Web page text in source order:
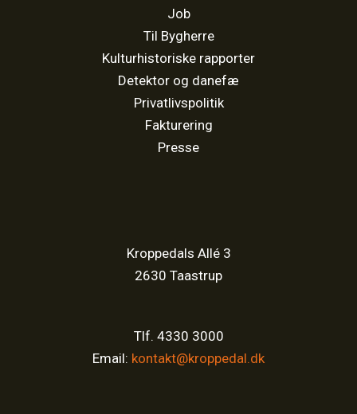
Job
Til Bygherre
Kulturhistoriske rapporter
Detektor og danefæ
Privatlivspolitik
Fakturering
Presse
Kroppedals Allé 3
2630 Taastrup
Tlf. 4330 3000
Email: kontakt@kroppedal.dk